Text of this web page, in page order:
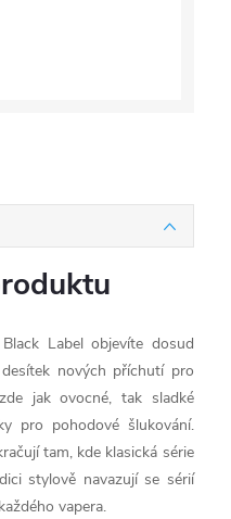
Label objevíte dosud
nových příchutí pro
jak ovocné, tak sladké
pro pohodové šlukování.
tam, kde klasická série
stylově navazují se sérií
vapera.